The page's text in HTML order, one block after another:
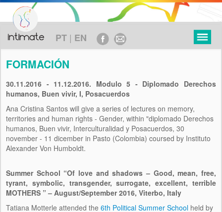
PT | EN
PROYECTO
OBJETIVOS
MARCO TEÓRICO
EJE CRONOLÓGICO
FORMACIÓN
30.11.2016 - 11.12.2016. Modulo 5 - Diplomado Derechos
humanos, Buen vivir, I, Posacuerdos
Ana Cristina Santos will give a series of lectures on memory,
territories and human rights - Gender, within "diplomado Derechos
humanos, Buen vivir, Interculturalidad y Posacuerdos, 30
november - 11 dicember in Pasto (Colombia) coursed by Instituto
Alexander Von Humboldt.
Summer School “Of love and shadows – Good, mean, free,
tyrant, symbolic, transgender, surrogate, excellent, terrible
MOTHERS ” – August/September 2016, Viterbo, Italy
Tatiana Motterle attended the 6th Political Summer School held by